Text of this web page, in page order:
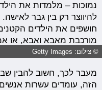
נמוכות – מלמדות את
להיווצר רק בין גבר
חושפים את הילדים
מורכבת מאבא ואבא, או
© צילום: Getty Images
מעבר לכך, חשוב להבין
הזה, עומדים עשרות